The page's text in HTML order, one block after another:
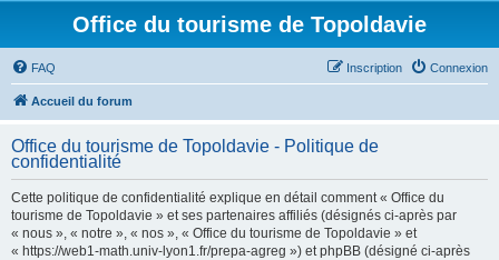
Office du tourisme de Topoldavie
FAQ Connexion
Inscription
Accueil du forum
Office du tourisme de Topoldavie - Politique de
confidentialité
Cette politique de confidentialité explique en détail comment « Office du
tourisme de Topoldavie » et ses partenaires affiliés (désignés ci-après par
« nous », « notre », « nos », « Office du tourisme de Topoldavie » et
« https://web1-math.univ-lyon1.fr/prepa-agreg ») et phpBB (désigné ci-après